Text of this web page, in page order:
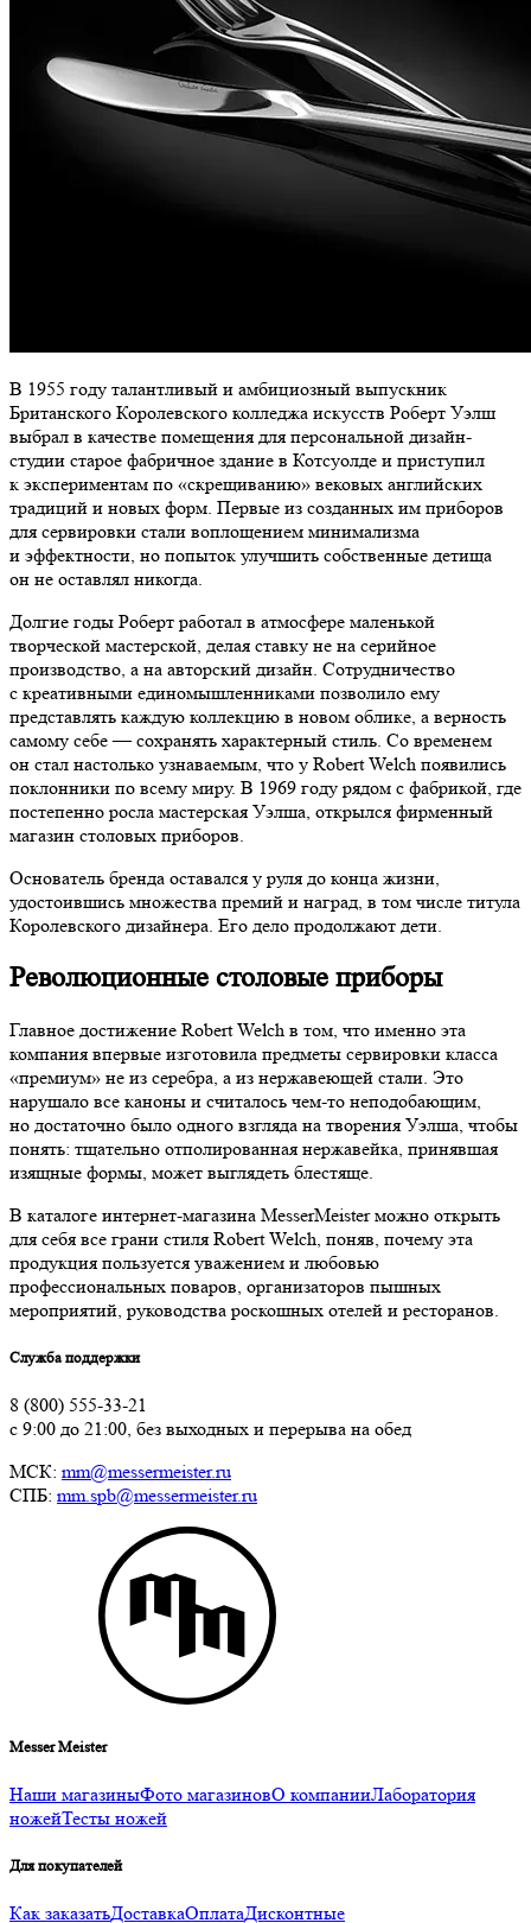
В 1955 году талантливый и амбициозный выпускник
Британского Королевского колледжа искусств Роберт Уэлш
выбрал в качестве помещения для персональной дизайн-
студии старое фабричное здание в Котсуолде и приступил
к экспериментам по «скрещиванию» вековых английских
традиций и новых форм. Первые из созданных им приборов
для сервировки стали воплощением минимализма
и эффектности, но попыток улучшить собственные детища
он не оставлял никогда.
Долгие годы Роберт работал в атмосфере маленькой
творческой мастерской, делая ставку не на серийное
производство, а на авторский дизайн. Сотрудничество
с креативными единомышленниками позволило ему
представлять каждую коллекцию в новом облике, а верность
самому себе — сохранять характерный стиль. Со временем
он стал настолько узнаваемым, что у Robert Welch появились
поклонники по всему миру. В 1969 году рядом с фабрикой, где
постепенно росла мастерская Уэлша, открылся фирменный
магазин столовых приборов.
Основатель бренда оставался у руля до конца жизни,
удостоившись множества премий и наград, в том числе титула
Королевского дизайнера. Его дело продолжают дети.
Революционные столовые приборы
Главное достижение Robert Welch в том, что именно эта
компания впервые изготовила предметы сервировки класса
«премиум» не из серебра, а из нержавеющей стали. Это
нарушало все каноны и считалось чем-то неподобающим,
но достаточно было одного взгляда на творения Уэлша, чтобы
понять: тщательно отполированная нержавейка, принявшая
изящные формы, может выглядеть блестяще.
В каталоге интернет-магазина MesserMeister можно открыть
для себя все грани стиля Robert Welch, поняв, почему эта
продукция пользуется уважением и любовью
профессиональных поваров, организаторов пышных
мероприятий, руководства роскошных отелей и ресторанов.
Служба поддержки
8 (800) 555-33-21
с 9:00 до 21:00, без выходных и перерыва на обед
МСК: mm@messermeister.ru
СПБ: mm.spb@messermeister.ru
Messer Meister
Наши магазиныФото магазиновО компанииЛаборатория
ножейТесты ножей
Для покупателей
Как заказатьДоставкаОплатаДисконтные